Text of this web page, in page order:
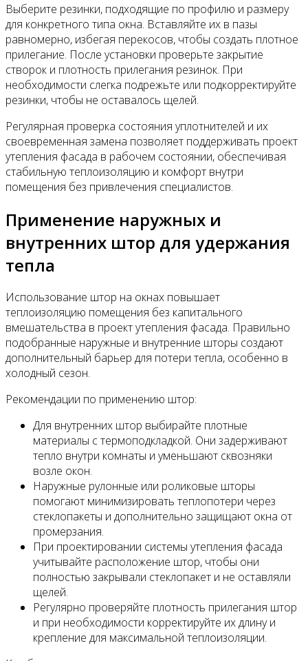
Выберите резинки, подходящие по профилю и размеру
для конкретного типа окна. Вставляйте их в пазы
равномерно, избегая перекосов, чтобы создать плотное
прилегание. После установки проверьте закрытие
створок и плотность прилегания резинок. При
необходимости слегка подрежьте или подкорректируйте
резинки, чтобы не оставалось щелей.
Регулярная проверка состояния уплотнителей и их
своевременная замена позволяет поддерживать проект
утепления фасада в рабочем состоянии, обеспечивая
стабильную теплоизоляцию и комфорт внутри
помещения без привлечения специалистов.
Применение наружных и
внутренних штор для удержания
тепла
Использование штор на окнах повышает
теплоизоляцию помещения без капитального
вмешательства в проект утепления фасада. Правильно
подобранные наружные и внутренние шторы создают
дополнительный барьер для потери тепла, особенно в
холодный сезон.
Рекомендации по применению штор:
Для внутренних штор выбирайте плотные
материалы с термоподкладкой. Они задерживают
тепло внутри комнаты и уменьшают сквозняки
возле окон.
Наружные рулонные или роликовые шторы
помогают минимизировать теплопотери через
стеклопакеты и дополнительно защищают окна от
промерзания.
При проектировании системы утепления фасада
учитывайте расположение штор, чтобы они
полностью закрывали стеклопакет и не оставляли
щелей.
Регулярно проверяйте плотность прилегания штор
и при необходимости корректируйте их длину и
крепление для максимальной теплоизоляции.